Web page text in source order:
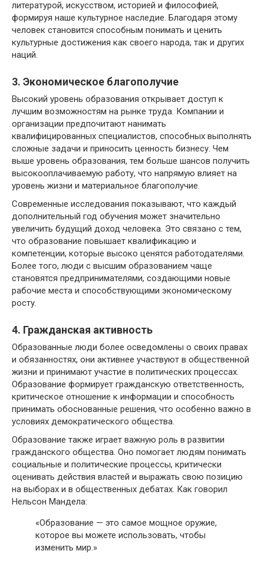
литературой, искусством, историей и философией,
формируя наше культурное наследие. Благодаря этому
человек становится способным понимать и ценить
культурные достижения как своего народа, так и других
наций.
3. Экономическое благополучие
Высокий уровень образования открывает доступ к
лучшим возможностям на рынке труда. Компании и
организации предпочитают нанимать
квалифицированных специалистов, способных выполнять
сложные задачи и приносить ценность бизнесу. Чем
выше уровень образования, тем больше шансов получить
высокооплачиваемую работу, что напрямую влияет на
уровень жизни и материальное благополучие.
Современные исследования показывают, что каждый
дополнительный год обучения может значительно
увеличить будущий доход человека. Это связано с тем,
что образование повышает квалификацию и
компетенции, которые высоко ценятся работодателями.
Более того, люди с высшим образованием чаще
становятся предпринимателями, создающими новые
рабочие места и способствующими экономическому
росту.
4. Гражданская активность
Образованные люди более осведомлены о своих правах
и обязанностях, они активнее участвуют в общественной
жизни и принимают участие в политических процессах.
Образование формирует гражданскую ответственность,
критическое отношение к информации и способность
принимать обоснованные решения, что особенно важно в
условиях демократического общества.
Образование также играет важную роль в развитии
гражданского общества. Оно помогает людям понимать
социальные и политические процессы, критически
оценивать действия властей и выражать свою позицию
на выборах и в общественных дебатах. Как говорил
Нельсон Мандела:
«Образование — это самое мощное оружие,
которое вы можете использовать, чтобы
изменить мир.»